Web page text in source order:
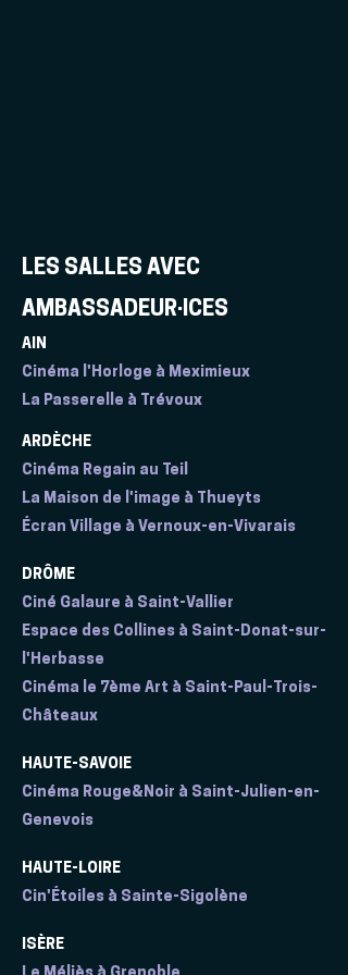
LES SALLES AVEC
AMBASSADEUR·ICES
AIN
Cinéma l'Horloge à Meximieux
La Passerelle à Trévoux
ARDÈCHE
Cinéma Regain au Teil
La Maison de l'image à Thueyts
Écran Village à Vernoux-en-Vivarais
DRÔME
Ciné Galaure à Saint-Vallier
Espace des Collines à Saint-Donat-sur-
l'Herbasse
Cinéma le 7ème Art à Saint-Paul-Trois-
Châteaux
HAUTE-SAVOIE
Cinéma Rouge&Noir à Saint-Julien-en-
Genevois
HAUTE-LOIRE
Cin'Étoiles à Sainte-Sigolène
ISÈRE